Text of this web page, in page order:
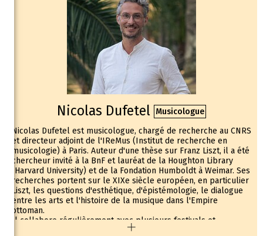
Nicolas Dufetel Musicologue
Nicolas Dufetel est musicologue, chargé de recherche au CNRS
et directeur adjoint de l'IReMus (Institut de recherche en
musicologie) à Paris. Auteur d'une thèse sur Franz Liszt, il a été
chercheur invité à la BnF et lauréat de la Houghton Library
(Harvard University) et de la Fondation Humboldt à Weimar. Ses
recherches portent sur le XIXe siècle européen, en particulier
Liszt, les questions d'esthétique, d'épistémologie, le dialogue
entre les arts et l'histoire de la musique dans l'Empire
ottoman.
Il collabore régulièrement avec plusieurs festivals et
structures (Vézelay, Lisztomanias, Philharmonie de Paris, du